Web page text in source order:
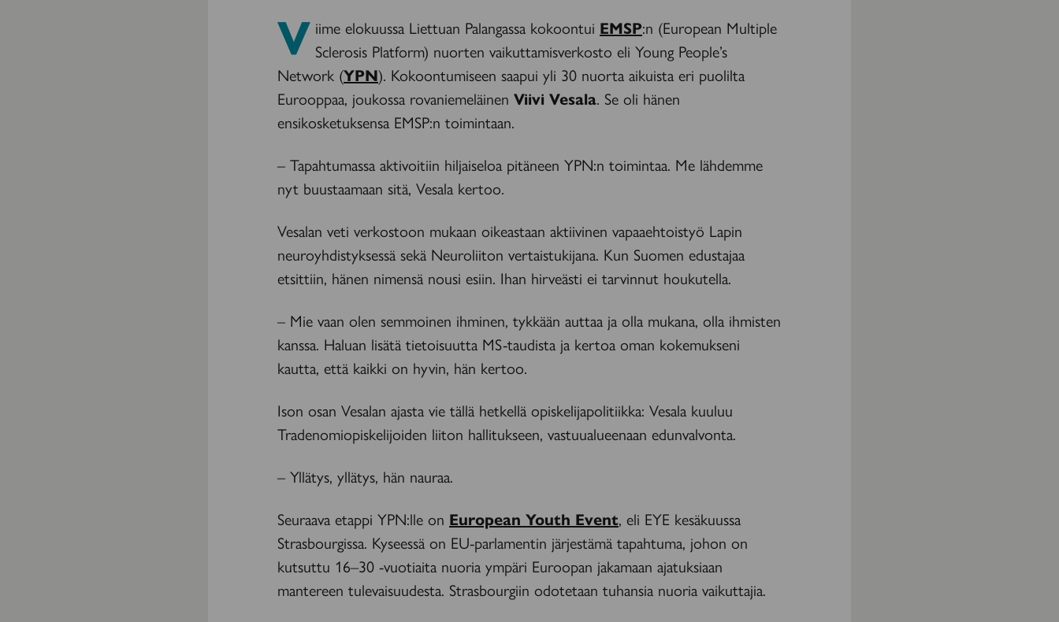
V iime elokuussa Liettuan Palangassa kokoontui EMSP:n (European Multiple
Sclerosis Platform) nuorten vaikuttamisverkosto eli Young People’s
Network (YPN). Kokoontumiseen saapui yli 30 nuorta aikuista eri puolilta
Eurooppaa, joukossa rovaniemeläinen Viivi Vesala. Se oli hänen
ensikosketuksensa EMSP:n toimintaan.
– Tapahtumassa aktivoitiin hiljaiseloa pitäneen YPN:n toimintaa. Me lähdemme
nyt buustaamaan sitä, Vesala kertoo.
Vesalan veti verkostoon mukaan oikeastaan aktiivinen vapaaehtoistyö Lapin
neuroyhdistyksessä sekä Neuroliiton vertaistukijana. Kun Suomen edustajaa
etsittiin, hänen nimensä nousi esiin. Ihan hirveästi ei tarvinnut houkutella.
– Mie vaan olen semmoinen ihminen, tykkään auttaa ja olla mukana, olla ihmisten
kanssa. Haluan lisätä tietoisuutta MS-taudista ja kertoa oman kokemukseni
kautta, että kaikki on hyvin, hän kertoo.
Ison osan Vesalan ajasta vie tällä hetkellä opiskelijapolitiikka: Vesala kuuluu
Tradenomiopiskelijoiden liiton hallitukseen, vastuualueenaan edunvalvonta.
– Yllätys, yllätys, hän nauraa.
Seuraava etappi YPN:lle on European Youth Event, eli EYE kesäkuussa
Strasbourgissa. Kyseessä on EU-parlamentin järjestämä tapahtuma, johon on
kutsuttu 16–30 -vuotiaita nuoria ympäri Euroopan jakamaan ajatuksiaan
mantereen tulevaisuudesta. Strasbourgiin odotetaan tuhansia nuoria vaikuttajia.